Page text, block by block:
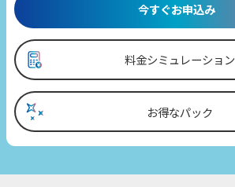
今すぐお申込み
料金シミュレーション
お得なパック